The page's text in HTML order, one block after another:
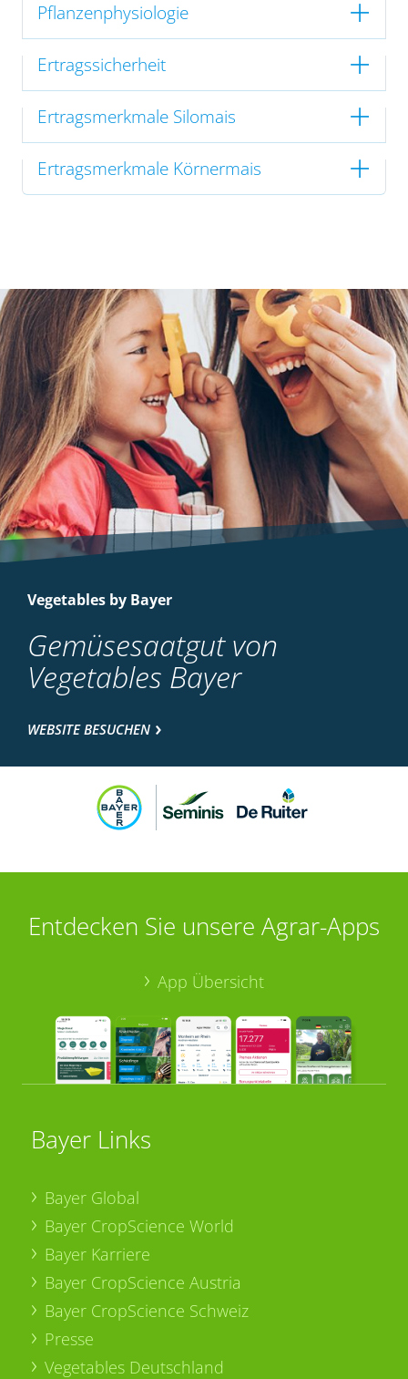
Pflanzenphysiologie
Ertragssicherheit
Ertragsmerkmale Silomais
Ertragsmerkmale Körnermais
Vegetables by Bayer
Gemüsesaatgut von
Vegetables Bayer
WEBSITE BESUCHEN
Entdecken Sie unsere Agrar-Apps
App Übersicht
Bayer Links
Bayer Global
Bayer CropScience World
Bayer Karriere
Bayer CropScience Austria
Bayer CropScience Schweiz
Presse
Vegetables Deutschland